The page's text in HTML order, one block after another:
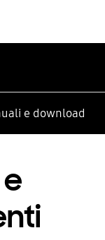
e download